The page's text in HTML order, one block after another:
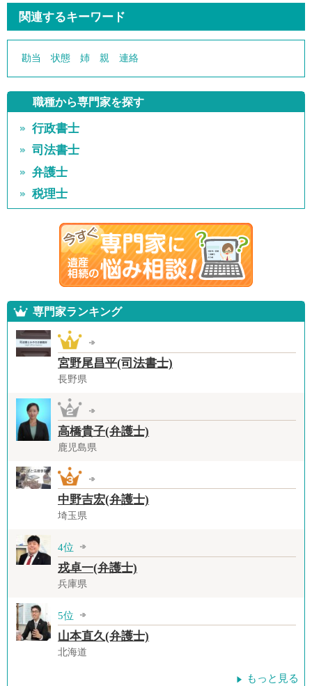
関連するキーワード
勘当 状態 姉 親 連絡
職種から専門家を探す
行政書士
司法書士
弁護士
税理士
専門家ランキング
宮野尾昌平(司法書士)
長野県
高橋貴子(弁護士)
鹿児島県
中野吉宏(弁護士)
埼玉県
4位
戎卓一(弁護士)
兵庫県
5位
山本直久(弁護士)
北海道
もっと見る